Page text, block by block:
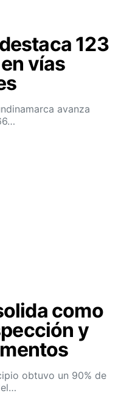
123
vías
avanza
como
y
obtuvo un 90% de